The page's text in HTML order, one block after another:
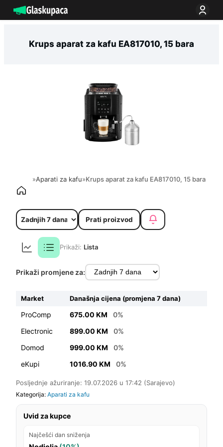
na
Krups aparat za kafu EA817010, 15 bara
»Aparati za kafu»Krups aparat za kafu EA817010, 15 bara
Prati proizvod
Prikaži: Lista
Prikaži promjene za:
Market Današnja cijena (promjena 7 dana)
ProComp 675.00 KM
0%
Electronic
899.00 KM
0%
Domod
999.00 KM
0%
eKupi
1016.90 KM 0%
Posljednje ažuriranje: 19.07.2026 u 17:42 (Sarajevo)
Kategorija: Aparati za kafu
Uvid za kupce
Najčešći dan sniženja